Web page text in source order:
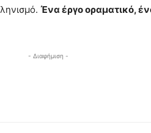
Ένα έργο οραματικό,
- Διαφήμιση -